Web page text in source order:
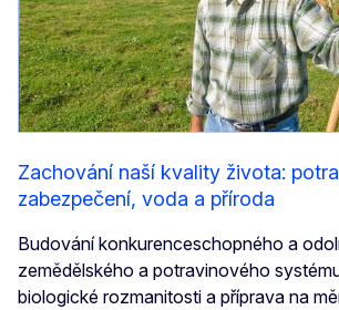
Zachování naší kvality života:
zabezpečení, voda a příroda
Budování konkurenceschopného a
zemědělského a potravinového
biologické rozmanitosti a příprava na